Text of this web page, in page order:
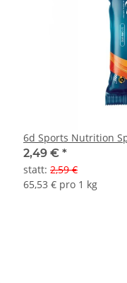
6d Sports Nutrition
2,49 € *
statt: 2,59 €
65,53 € pro 1 kg